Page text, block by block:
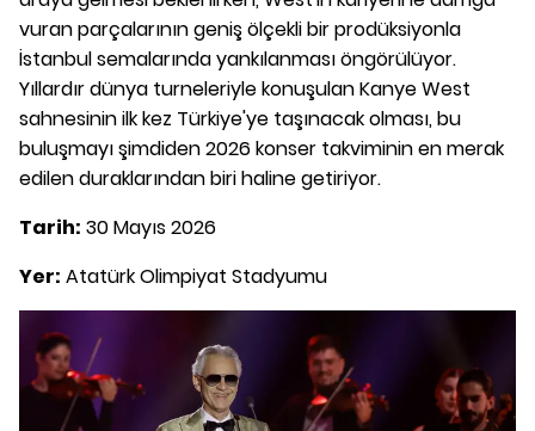
vuran parçalarının geniş ölçekli bir prodüksiyonla
İstanbul semalarında yankılanması öngörülüyor.
Yıllardır dünya turneleriyle konuşulan Kanye West
sahnesinin ilk kez Türkiye'ye taşınacak olması, bu
buluşmayı şimdiden 2026 konser takviminin en merak
edilen duraklarından biri haline getiriyor.
Tarih: 30 Mayıs 2026
Yer: Atatürk Olimpiyat Stadyumu